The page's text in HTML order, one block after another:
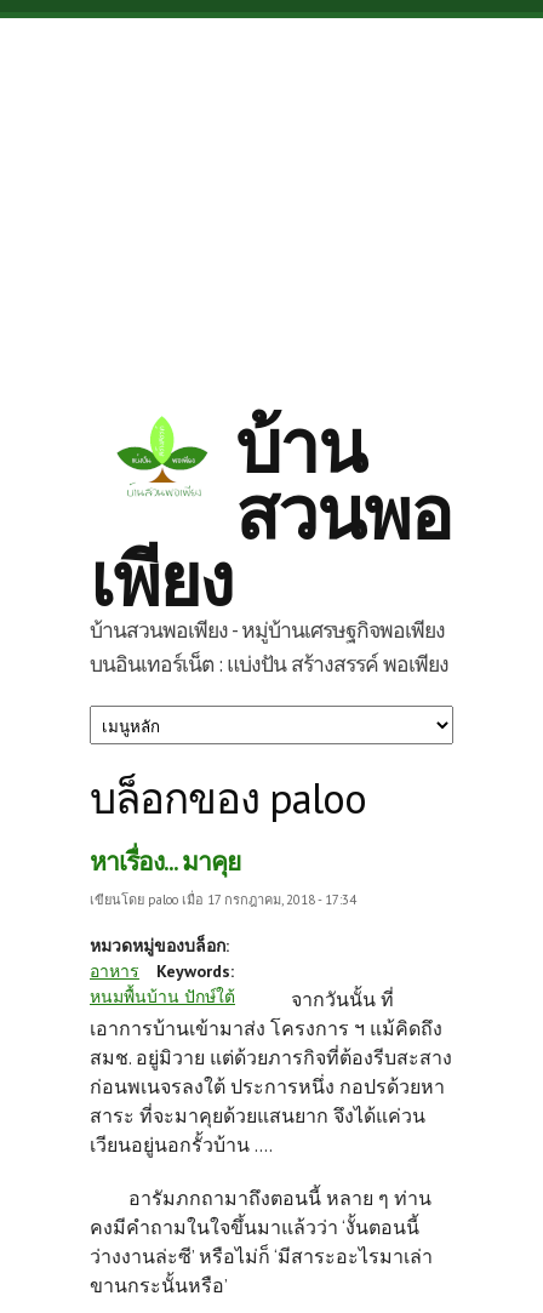
Skip to main content
บ้าน
สวนพอ
เพียง
บ้านสวนพอเพียง - หมู่บ้านเศรษฐกิจพอเพียง
บนอินเทอร์เน็ต : แบ่งปัน สร้างสรรค์ พอเพียง
บล็อกของ paloo
หาเรื่อง... มาคุย
เขียนโดย paloo เมื่อ 17 กรกฎาคม, 2018 - 17:34
หมวดหมู่ของบล็อก:
อาหาร
Keywords:
หนมพื้นบ้าน ปักษ์ใต้
จากวันนั้น ที่
เอาการบ้านเข้ามาส่ง โครงการ ฯ แม้คิดถึง
สมช. อยู่มิวาย แต่ด้วยภารกิจที่ต้องรีบสะสาง
ก่อนพเนจรลงใต้ ประการหนึ่ง กอปรด้วยหา
สาระ ที่จะมาคุยด้วยแสนยาก จึงได้แค่วน
เวียนอยู่นอกรั้วบ้าน ....
อารัมภกถามาถึงตอนนี้ หลาย ๆ ท่าน
คงมีคำถามในใจขึ้นมาแล้วว่า ‘งั้นตอนนี้
ว่างงานล่ะซี’ หรือไม่ก็ ‘มีสาระอะไรมาเล่า
ขานกระนั้นหรือ’